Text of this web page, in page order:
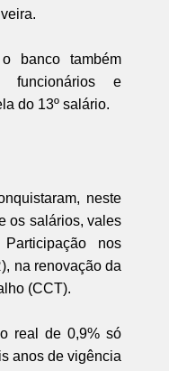
banco também
e
do 13º salário.
neste
os salários, vales
nos
na renovação da
(CCT).
real de 0,9% só
anos de vigência